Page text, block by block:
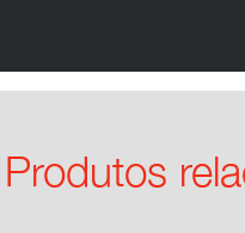
Produtos